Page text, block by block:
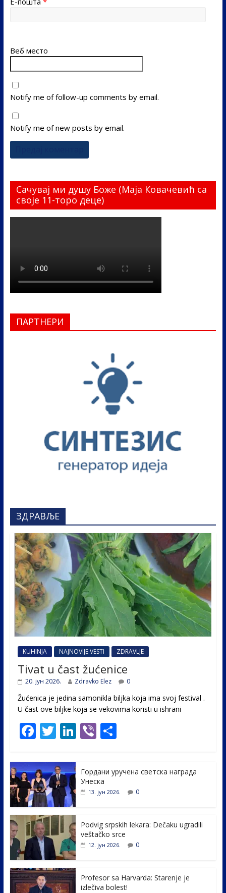
Веб место
Notify me of follow-up comments by email.
Notify me of new posts by email.
Сачувај ми душу Боже (Маја Ковачевић са
своје 11-торо деце)
ПАРТНЕРИ
ЗДРАВЉЕ
KUHINJA NAJNOVIJE VESTI ZDRAVLJE
Tivat u čast žućenice
20. јун 2026. Zdravko Elez 0
Žućenica je jedina samonikla biljka koja ima svoj festival .
U čast ovе biljke koja se vekovima koristi u ishrani
F
e
b
o
o
k
T
itt
er
Li
e
dI
Vi S
e
Гордани уручена светска награда
Унеска
13. јун 2026. 0
Podvig srpskih lekara: Dečaku ugradili
veštačko srce
12. јун 2026. 0
Profesor sa Harvarda: Starenje je
izlečiva bolest!